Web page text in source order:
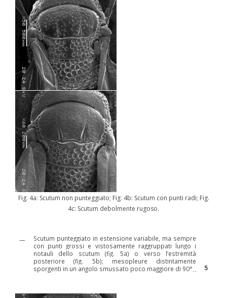
Fig. 4a: Scutum non punteggiato; Fig. 4b: Scutum con punti radi; Fig.
4c: Scutum debolmente rugoso.
—
Scutum punteggiato in estensione variabile, ma sempre
con punti grossi e vistosamente raggruppati lungo i
notauli dello scutum (fig. 5a) o verso l’estremità
posteriore (fig. 5b); mesopleure distintamente
sporgenti in un angolo smussato poco maggiore di 90°
5